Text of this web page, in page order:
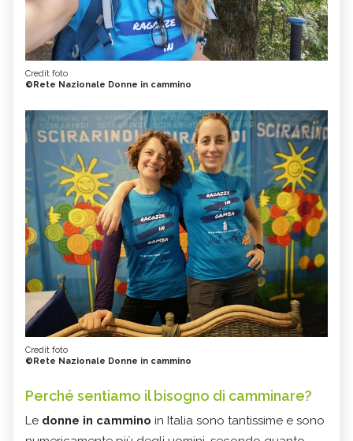
Credit foto
©Rete Nazionale Donne in cammino
Credit foto
©Rete Nazionale Donne in cammino
Perché sentiamo il bisogno di camminare?
Le donne in cammino in Italia sono tantissime e sono